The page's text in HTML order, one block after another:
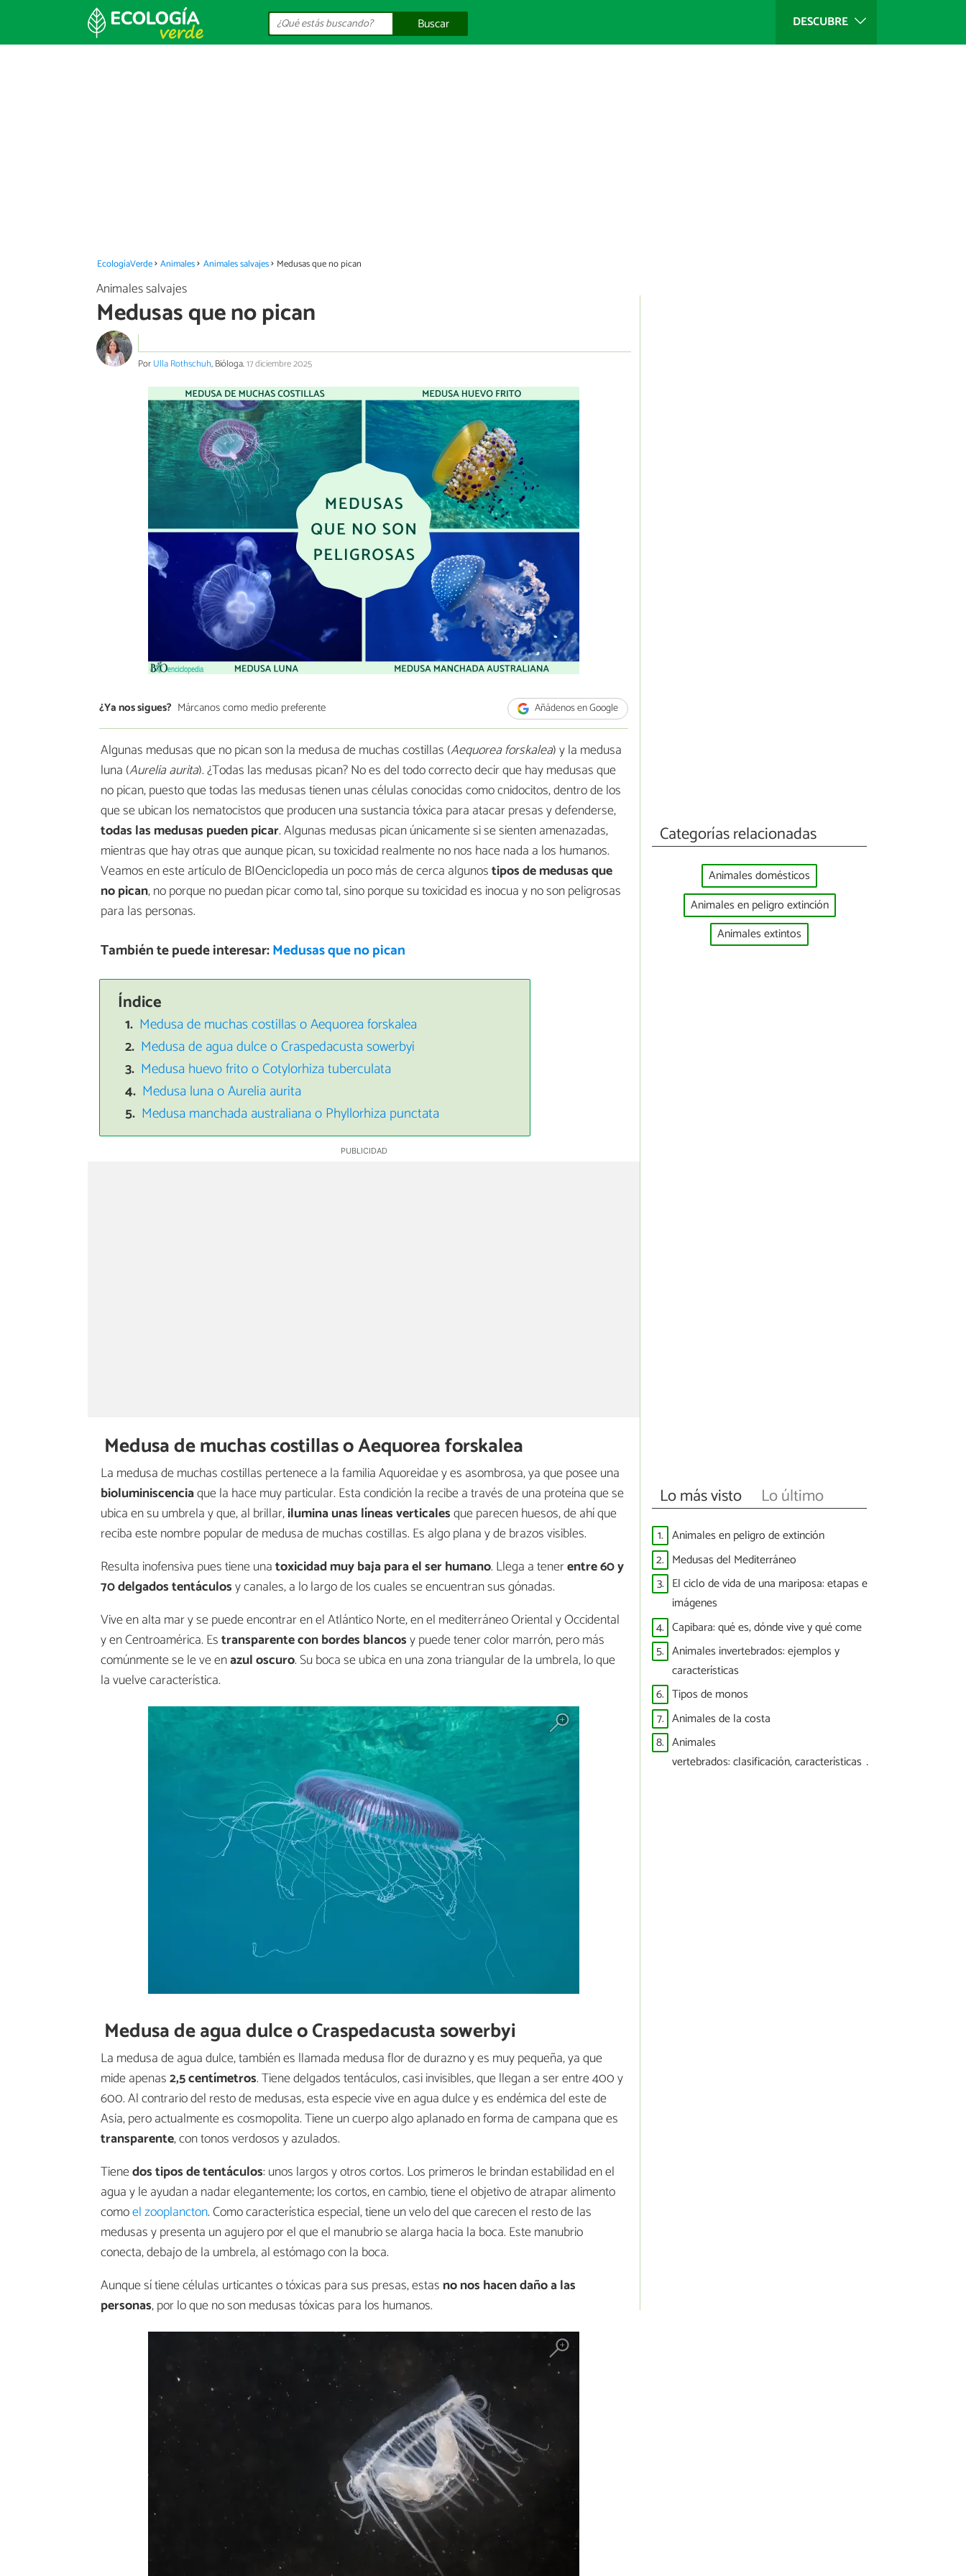
DESCUBRE
Buscar
EcologíaVerde Animales Animales salvajes Medusas que no pican
Animales salvajes
Medusas que no pican
PorUlla Rothschuh, Bióloga.17 diciembre 2025
¿Ya nos sigues? Márcanos como medio preferente Añádenos en Google
Algunas medusas que no pican son la medusa de muchas costillas (Aequorea forskalea) y la medusa
luna (Aurelia aurita). ¿Todas las medusas pican?No es del todo correcto decir que hay medusas que
no pican, puesto que todas las medusas tienen unas células conocidas como cnidocitos, dentro de los
que se ubican los nematocistos que producen una sustancia tóxica para atacar presas y defenderse,
todas las medusas pueden picar. Algunas medusas pican únicamente si se sienten amenazadas,
mientras que hay otras que aunque pican, su toxicidad realmente no nos hace nada a los humanos.
Veamos en este artículo de BIOenciclopedia un poco más de cerca algunostipos de medusas que
no pican, no porque no puedan picar como tal, sino porque su toxicidad es inocua y no son peligrosas
para las personas.
También te puede interesar:Medusas que no pican
Índice
Medusa de muchas costillas o Aequorea forskalea
Medusa de agua dulce o Craspedacusta sowerbyi
Medusa huevo frito o Cotylorhiza tuberculata
Medusa luna o Aurelia aurita
Medusa manchada australiana o Phyllorhiza punctata
Medusa de muchas costillas o Aequorea forskalea
La medusa de muchas costillas pertenece a la familia Aquoreidae y es asombrosa, ya que posee una
bioluminiscenciaque la hace muy particular. Esta condición la recibe a través de una proteína que se
ubica en su umbrela y que, al brillar,ilumina unas líneas verticalesque parecen huesos, de ahí que
reciba este nombre popular de medusa de muchas costillas. Es algo plana y de brazos visibles.
Resulta inofensiva pues tiene unatoxicidad muy baja para el ser humano. Llega a tenerentre 60 y
70 delgados tentáculosy canales, a lo largo de los cuales se encuentran sus gónadas.
Vive en alta mar y se puede encontrar en el Atlántico Norte, en el mediterráneo Oriental y Occidental
y en Centroamérica. Estransparente con bordes blancosy puede tener color marrón, pero más
comúnmente se le ve enazul oscuro. Su boca se ubica en una zona triangular de la umbrela, lo que
la vuelve característica.
Medusa de agua dulce o Craspedacusta sowerbyi
La medusa de agua dulce, también es llamada medusa flor de durazno y es muy pequeña, ya que
mide apenas2,5 centímetros. Tiene delgados tentáculos, casi invisibles, que llegan a ser entre 400 y
600. Al contrario del resto de medusas, esta especie vive en agua dulce y es endémica del este de
Asia, pero actualmente es cosmopolita. Tiene un cuerpo algo aplanado en forma de campana que es
transparente, con tonos verdosos y azulados.
Tienedos tipos de tentáculos: unos largos y otros cortos. Los primeros le brindan estabilidad en el
agua y le ayudan a nadar elegantemente; los cortos, en cambio, tiene el objetivo de atrapar alimento
comoel zooplancton. Como característica especial, tiene un velo del que carecen el resto de las
medusas y presenta un agujero por el que el manubrio se alarga hacia la boca. Este manubrio
conecta, debajo de la umbrela, al estómago con la boca.
Aunque sí tiene células urticantes o tóxicas para sus presas, estas no nos hacen daño a las
personas, por lo que no son medusas tóxicas para los humanos.
Categorías relacionadas
Animales domésticos
Animales en peligro extinción
Animales extintos
Lo más visto Lo último
1. Animales en peligro de extinción
2. Medusas del Mediterráneo
3. El ciclo de vida de una mariposa: etapas e
imágenes
4. Capibara: qué es, dónde vive y qué come
5. Animales invertebrados: ejemplos y
características
6. Tipos de monos
7. Animales de la costa
8. Animales
vertebrados: clasificación, características y